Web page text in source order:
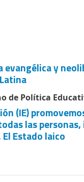
evangélica y
de Política
(IE)
las
Estado laico